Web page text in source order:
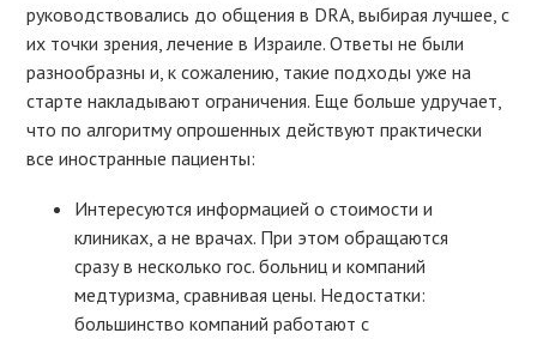
руководствовались до общения в DRA, выбирая лучшее, с
их точки зрения, лечение в Израиле. Ответы не были
разнообразны и, к сожалению, такие подходы уже на
старте накладывают ограничения. Еще больше удручает,
что по алгоритму опрошенных действуют практически
все иностранные пациенты:
Интересуются информацией о стоимости и
клиниках, а не врачах. При этом обращаются
сразу в несколько гос. больниц и компаний
медтуризма, сравнивая цены. Недостатки:
большинство компаний работают с